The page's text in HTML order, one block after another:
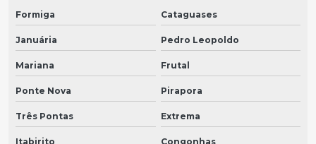
Formiga Cataguases
Januária Pedro Leopoldo
Mariana Frutal
Ponte Nova Pirapora
Três Pontas Extrema
Itabirito Congonhas